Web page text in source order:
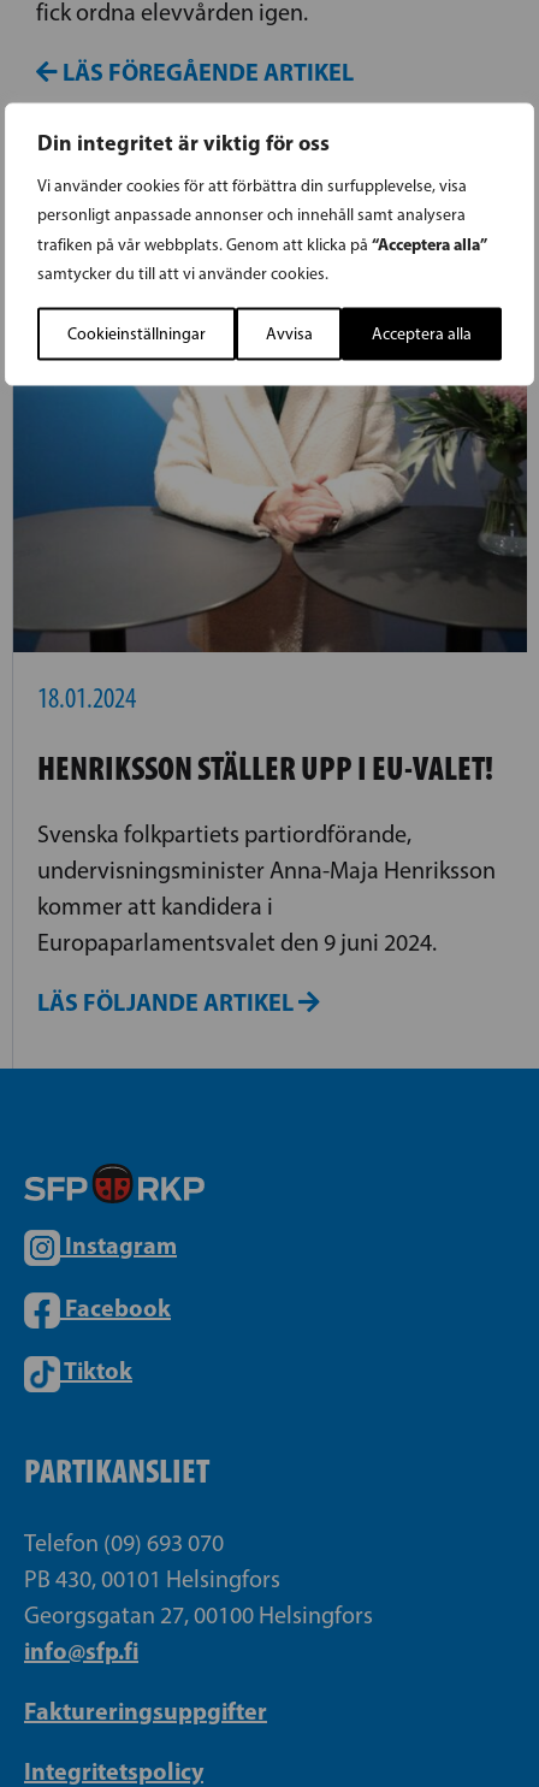
Din integritet är viktig för oss
Vi använder cookies för att förbättra din surfupplevelse, visa
personligt anpassade annonser och innehåll samt analysera
trafiken på vår webbplats. Genom att klicka på “Acceptera alla”
samtycker du till att vi använder cookies.
Cookieinställningar Avvisa Acceptera alla
fick ordna elevvården igen.
LÄS FÖREGÅENDE ARTIKEL
18.01.2024
HENRIKSSON STÄLLER UPP I EU-VALET!
Svenska folkpartiets partiordförande,
undervisningsminister Anna-Maja Henriksson
kommer att kandidera i
Europaparlamentsvalet den 9 juni 2024.
LÄS FÖLJANDE ARTIKEL
Instagram
Facebook
Tiktok
PARTIKANSLIET
Telefon (09) 693 070
PB 430, 00101 Helsingfors
Georgsgatan 27, 00100 Helsingfors
info@sfp.fi
Faktureringsuppgifter
Integritetspolicy